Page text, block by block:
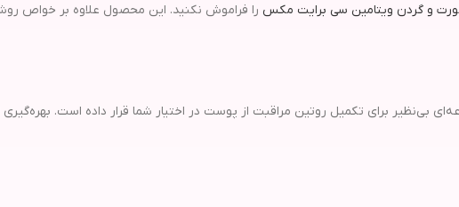
و گردن ویتامین سی برایت مکس را فراموش نکنید. این محصول علاوه بر خواص
بی‌نظیر برای تکمیل روتین مراقبت از پوست در اختیار شما قرار داده است.